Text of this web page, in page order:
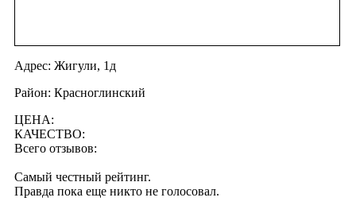
Адрес: Жигули, 1д
Район: Красноглинский
ЦЕНА:
КАЧЕСТВО:
Всего отзывов:
Самый честный рейтинг.
Правда пока еще никто не голосовал.